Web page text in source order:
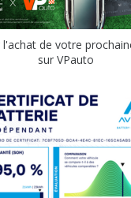
l'achat de votre
sur VPauto